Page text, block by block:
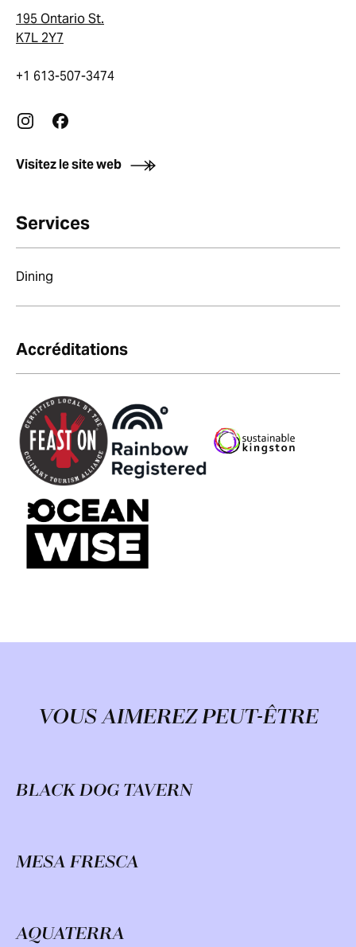
195 Ontario St.
K7L 2Y7
+1 613-507-3474
Visitez le site web
Services
Dining
Accréditations
VOUS AIMEREZ PEUT-ÊTRE
BLACK DOG TAVERN
MESA FRESCA
AQUATERRA